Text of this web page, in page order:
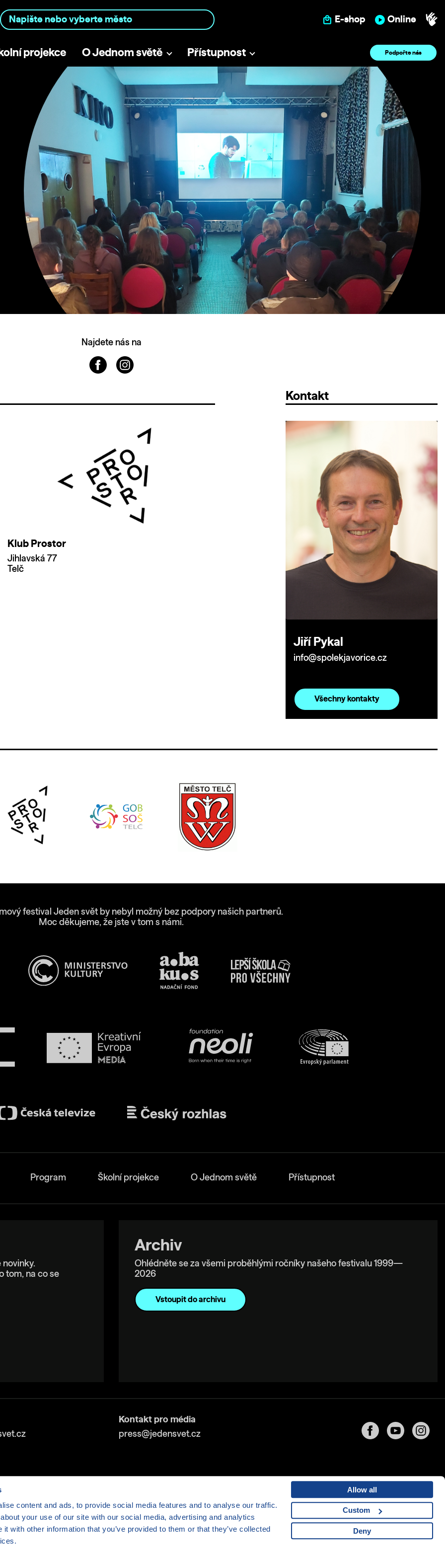
content and ads, to provide social media features and to analyse our traffic.
your use of our site with our social media, advertising and analytics
with other information that you’ve provided to them or that they’ve collected
Allow all
Custom
Deny
E-shop Online
projekce O Jednom světě Přístupnost Podpořte nás
Najdete nás na
Klub Prostor
Jihlavská 77
Telč
Kontakt
Jiří Pykal
info@spolekjavorice.cz
Všechny kontakty
festival Jeden svět by nebyl možný bez podpory našich partnerů.
Moc děkujeme, že jste v tom s námi.
Program Školní projekce O Jednom světě Přístupnost
novinky.
tom, na co se
Archiv
Ohlédněte se za všemi proběhlými ročníky našeho festivalu 1999—
2026
Vstoupit do archivu
Kontakt pro média
press@jedensvet.cz
tísni o.p.s., web běží v rámci bezplatnéhoserverhostingspolečnosti